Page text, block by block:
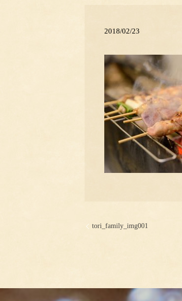
2018/02/23
tori_family_img001